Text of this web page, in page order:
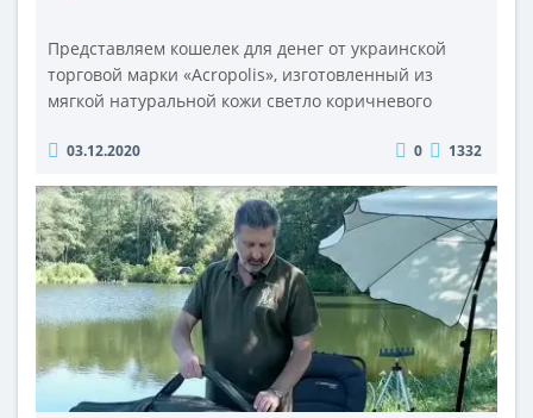
Представляем кошелек для денег от украинской
торговой марки «Acropolis», изготовленный из
мягкой натуральной кожи светло коричневого
компактность, вместительность, стиль и
зажимов для купюр, АГ-1 имеет не двустороннее
открытие, а три отдельных отделения - два в
середине, где вшиты откидные держатели для ден..
03.12.2020 0 1332